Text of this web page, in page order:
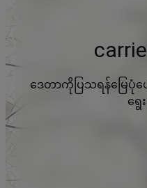
ဒေတာကိုပြသရန်မြေပုံ
ရွေ